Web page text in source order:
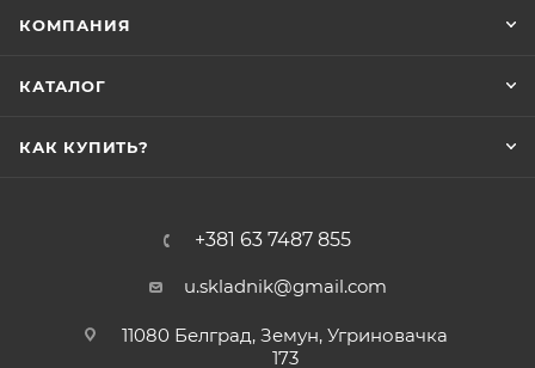
КОМПАНИЯ
КАТАЛОГ
КАК КУПИТЬ?
+381 63 7487 855
u.skladnik@gmail.com
11080 Белград, Земун, Угриновачка
173